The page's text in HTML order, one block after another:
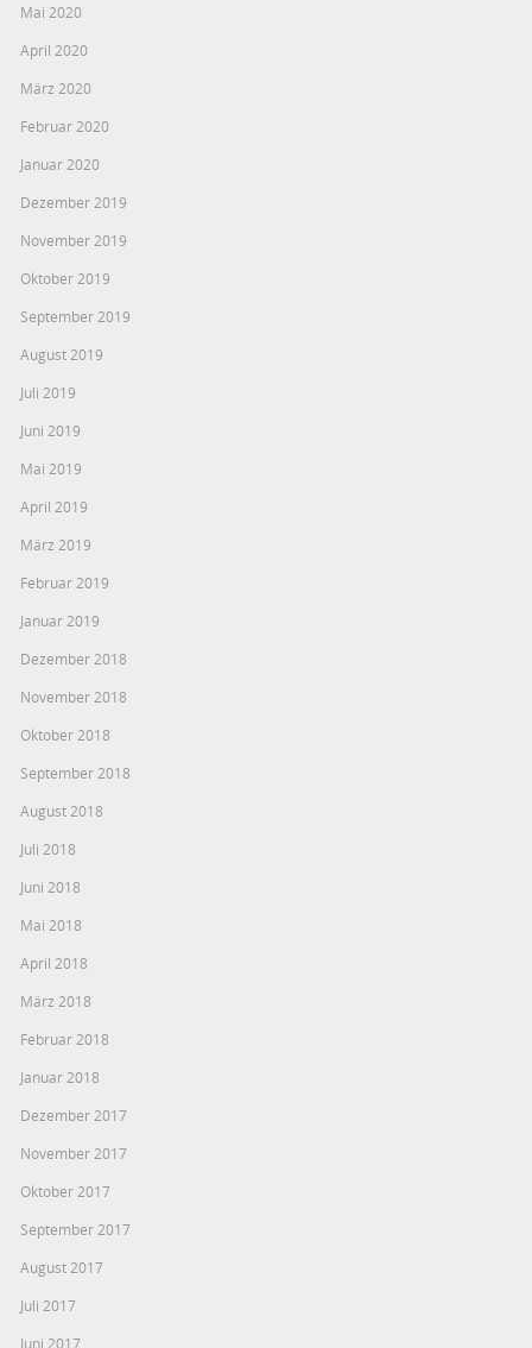
Mai 2020
April 2020
März 2020
Februar 2020
Januar 2020
Dezember 2019
November 2019
Oktober 2019
September 2019
August 2019
Juli 2019
Juni 2019
Mai 2019
April 2019
März 2019
Februar 2019
Januar 2019
Dezember 2018
November 2018
Oktober 2018
September 2018
August 2018
Juli 2018
Juni 2018
Mai 2018
April 2018
März 2018
Februar 2018
Januar 2018
Dezember 2017
November 2017
Oktober 2017
September 2017
August 2017
Juli 2017
Juni 2017